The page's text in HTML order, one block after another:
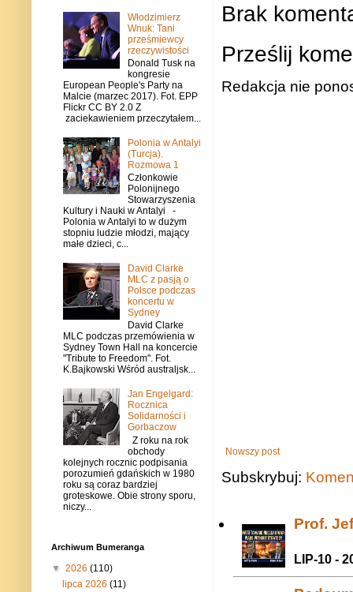
Brak
Prześlij
Redakcja nie
Nowszy post
Subskrybuj:
Prof.
LIP-10 -
Włodzimierz
Wnuk: Tani
prześmiewcy
rzeczywistości
Donald Tusk na
kongresie
European People's Party na
Malcie (marzec 2017). Fot. EPP
Flickr CC BY 2.0 Z
zaciekawieniem przeczytałem...
Polonia w Antalyi
(Turcja).
Rozmowa 1
Członkowie
Polonijnego
Stowarzyszenia
Kultury i Nauki w Antalyi -
Polonia w Antalyi to w dużym
stopniu ludzie młodzi, mający
małe dzieci, c...
David Clarke
MLC z pasją o
Polsce podczas
koncertu w
Sydney
David Clarke
MLC podczas przemówienia w
Sydney Town Hall na koncercie
"Tribute to Freedom". Fot.
K.Bajkowski Wśród australjsk...
Jan Engelgard:
Rocznica
Solidarności i
Gorbaczow
Z roku na rok
obchody
kolejnych rocznic podpisania
porozumień gdańskich w 1980
roku są coraz bardziej
groteskowe. Obie strony sporu,
niczy...
Archiwum Bumeranga
▼ 2026 (110)
lipca 2026(11)